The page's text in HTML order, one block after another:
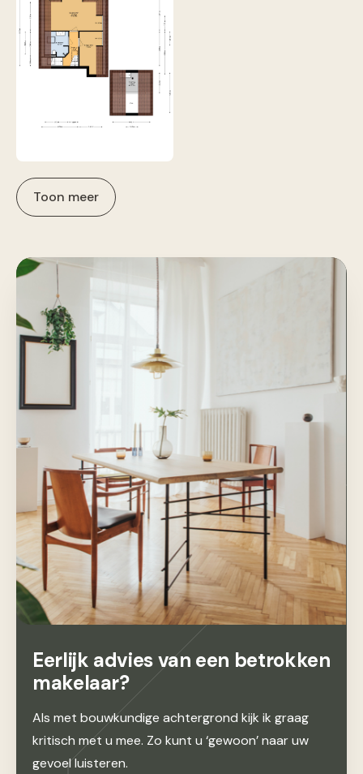
Toon meer
Eerlijk advies van een betrokken
makelaar?
Als met bouwkundige achtergrond kijk ik graag
kritisch met u mee. Zo kunt u ‘gewoon’ naar uw
gevoel luisteren.